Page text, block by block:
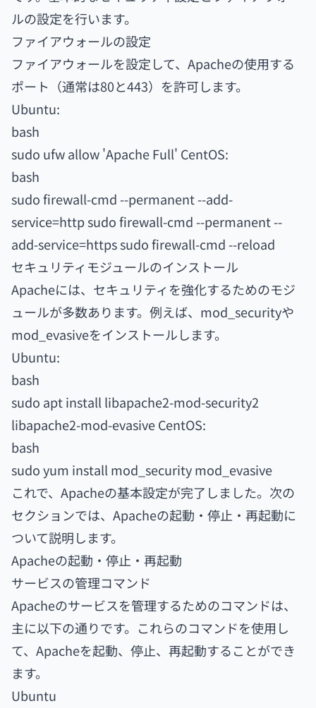
ルの設定を行います。
ファイアウォールの設定
ファイアウォールを設定して、Apacheの使用する
ポート（通常は80と443）を許可します。
Ubuntu:
bash
sudo ufw allow 'Apache Full' CentOS:
bash
sudo firewall-cmd --permanent --add-
service=http sudo firewall-cmd --permanent --
add-service=https sudo firewall-cmd --reload
セキュリティモジュールのインストール
Apacheには、セキュリティを強化するためのモジ
ュールが多数あります。例えば、mod_securityや
mod_evasiveをインストールします。
Ubuntu:
bash
sudo apt install libapache2-mod-security2
libapache2-mod-evasive CentOS:
bash
sudo yum install mod_security mod_evasive
これで、Apacheの基本設定が完了しました。次の
セクションでは、Apacheの起動・停止・再起動に
ついて説明します。
Apacheの起動・停止・再起動
サービスの管理コマンド
Apacheのサービスを管理するためのコマンドは、
主に以下の通りです。これらのコマンドを使用し
て、Apacheを起動、停止、再起動することができ
ます。
Ubuntu